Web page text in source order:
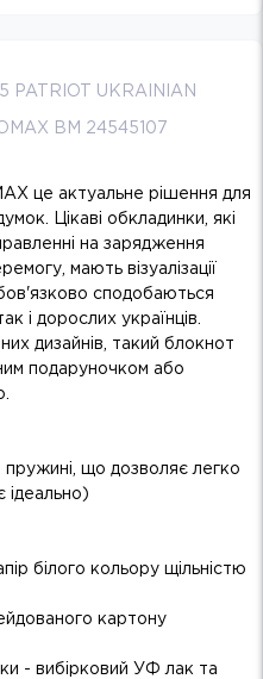
PATRIOT UKRAINIAN
BM 24545107
це актуальне рішення для
Цікаві обкладинки, які
на зарядження
мають візуалізації
сподобаються
і дорослих українців.
дизайнів, такий блокнот
подаруночком або
пружині, що дозволяє легко
ідеально)
білого кольору щільністю
картону
- вибірковий УФ лак та